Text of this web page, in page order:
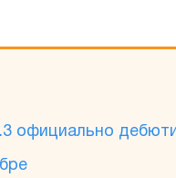
официально